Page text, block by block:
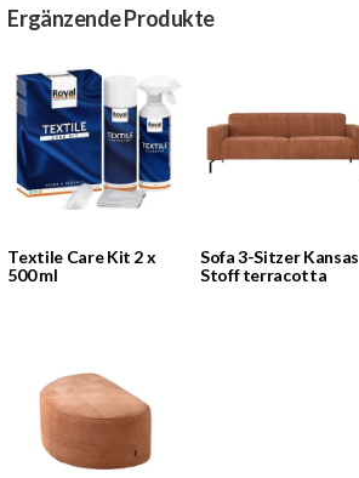
Ergänzende Produkte
Textile Care Kit 2 x
500 ml
Sofa 3-Sitzer Kansas
Stoff terracotta